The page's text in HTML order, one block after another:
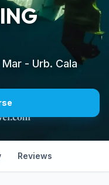
- Urb. Cala
Reviews